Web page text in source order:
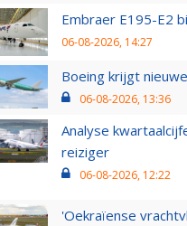
Embraer E195-E2
06-08-2026, 14:27
Boeing krijgt
06-08-2026, 13:36
Analyse
reiziger
06-08-2026, 12:22
'Oekraïense